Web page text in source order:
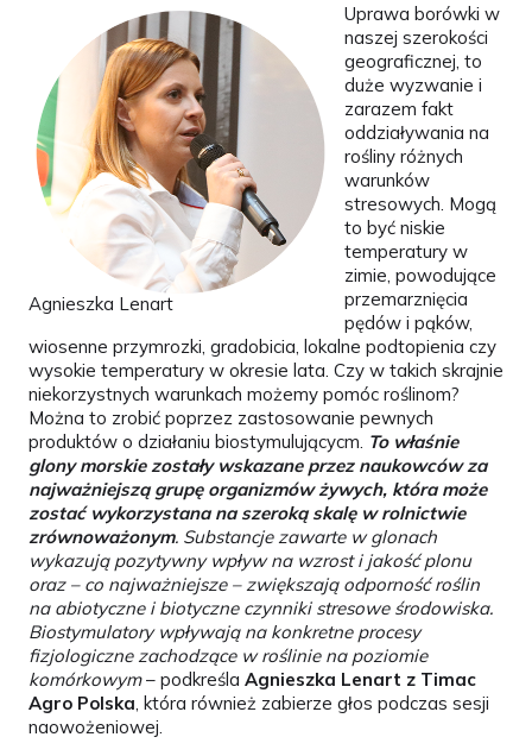
Agnieszka Lenart
Uprawa borówki w
naszej szerokości
geograficznej, to
duże wyzwanie i
zarazem fakt
oddziaływania na
rośliny różnych
warunków
stresowych. Mogą
to być niskie
temperatury w
zimie, powodujące
przemarznięcia
pędów i pąków,
wiosenne przymrozki, gradobicia, lokalne podtopienia czy
wysokie temperatury w okresie lata. Czy w takich skrajnie
niekorzystnych warunkach możemy pomóc roślinom?
Można to zrobić poprzez zastosowanie pewnych
produktów o działaniu biostymulującycm. To właśnie
glony morskie zostały wskazane przez naukowców za
najważniejszą grupę organizmów żywych, która może
zostać wykorzystana na szeroką skalę w rolnictwie
zrównoważonym. Substancje zawarte w glonach
wykazują pozytywny wpływ na wzrost i jakość plonu
oraz – co najważniejsze – zwiększają odporność roślin
na abiotyczne i biotyczne czynniki stresowe środowiska.
Biostymulatory wpływają na konkretne procesy
fizjologiczne zachodzące w roślinie na poziomie
komórkowym– podkreśla Agnieszka Lenart z Timac
Agro Polska , która również zabierze głos podczas sesji
naowożeniowej.